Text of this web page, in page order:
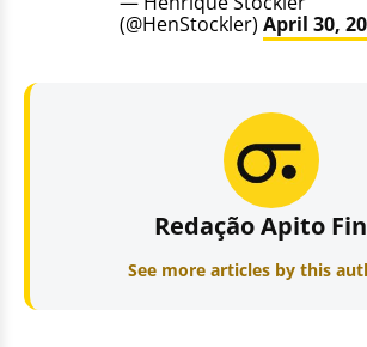
(@HenStockler) April 30,
Redação Apito
See more articles by this